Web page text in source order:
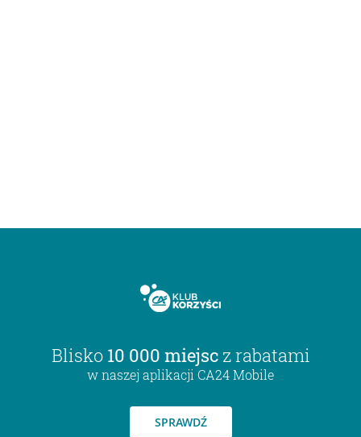
Blisko 10 000 miejsc z rabatami
w naszej aplikacji CA24 Mobile
SPRAWDŹ